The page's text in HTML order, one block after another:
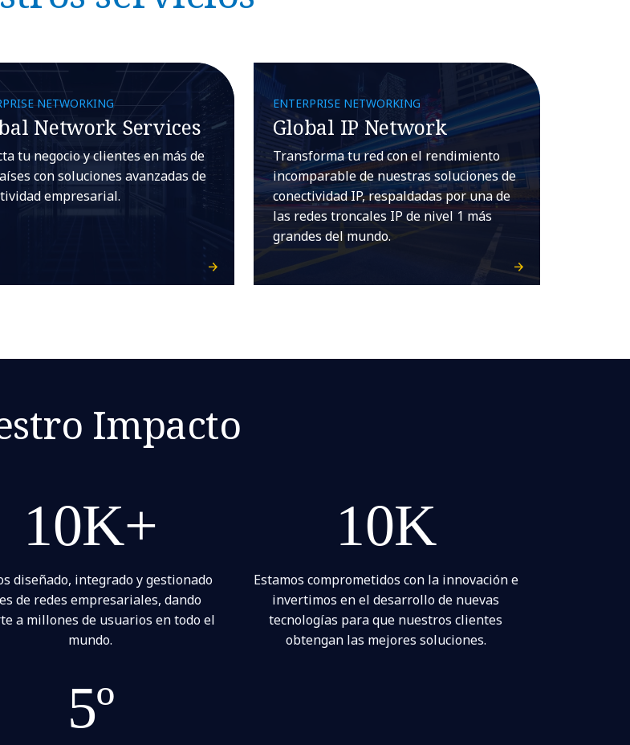
NETWORKING
Network Services
tu negocio y clientes en más de
con soluciones avanzadas de
empresarial.
ENTERPRISE NETWORKING
Global IP Network
Transforma tu red con el rendimiento
incomparable de nuestras soluciones de
conectividad IP, respaldadas por una de
las redes troncales IP de nivel 1 más
grandes del mundo.
Impacto
10K+
diseñado, integrado y gestionado
de redes empresariales, dando
a millones de usuarios en todo el
mundo.
10K
Estamos comprometidos con la innovación e
invertimos en el desarrollo de nuevas
tecnologías para que nuestros clientes
obtengan las mejores soluciones.
5º